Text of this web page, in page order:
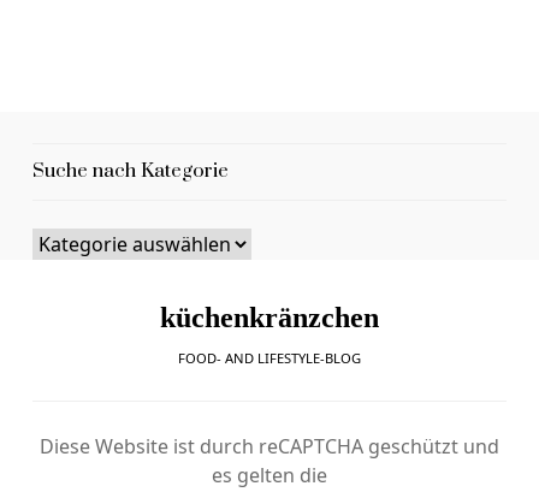
Suche nach Kategorie
küchenkränzchen
FOOD- AND LIFESTYLE-BLOG
Diese Website ist durch reCAPTCHA geschützt und
es gelten die